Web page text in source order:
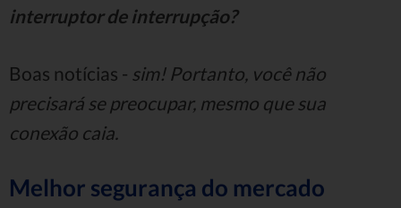
interruptor de interrupção?
Boas notícias - sim! Portanto, você não
precisará se preocupar, mesmo que sua
conexão caia.
Melhor segurança do mercado